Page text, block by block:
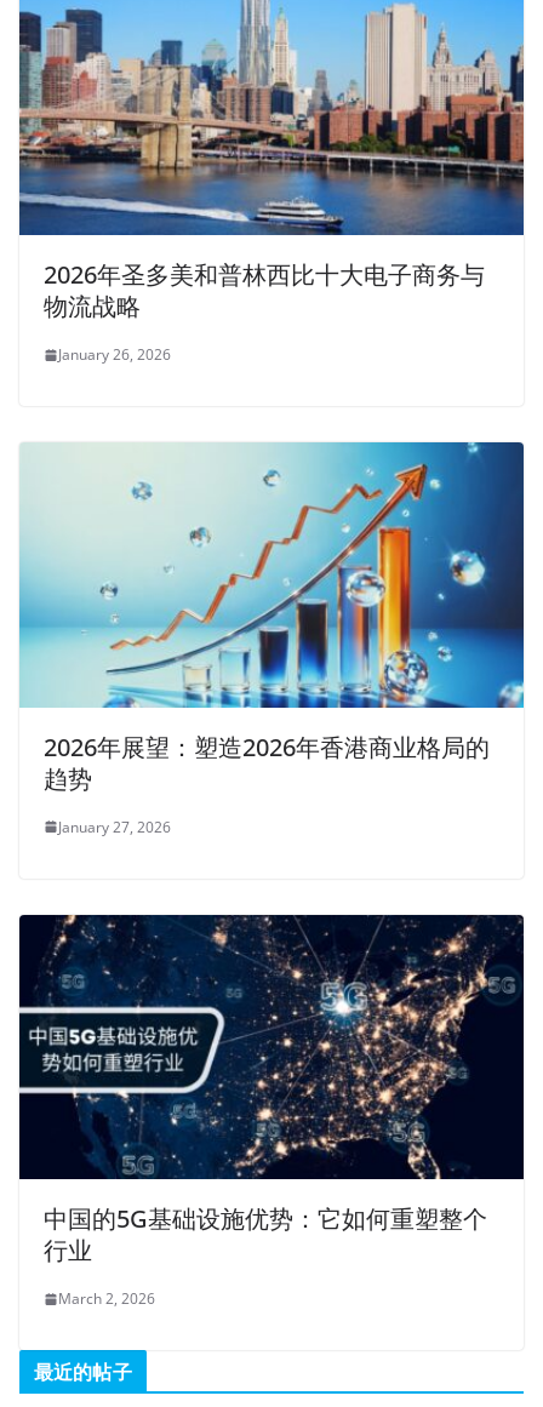
2026年圣多美和普林西比十大电子商务与
物流战略
January 26, 2026
2026年展望：塑造2026年香港商业格局的
趋势
January 27, 2026
中国的5G基础设施优势：它如何重塑整个
行业
March 2, 2026
最近的帖子